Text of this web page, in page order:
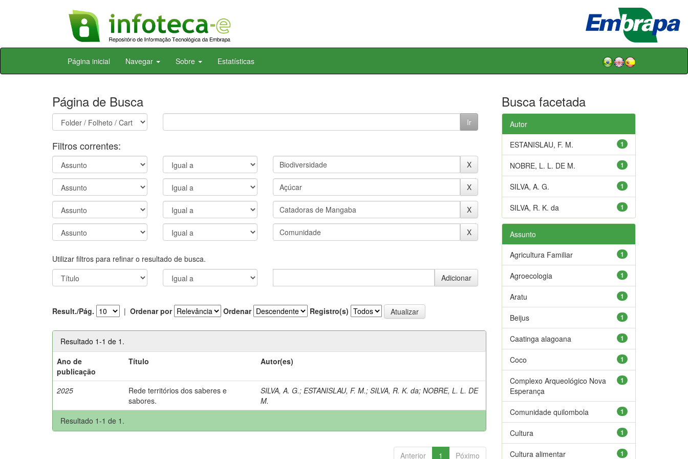
Skip
Página inicial Navegar Sobre Estatísticas
Página de Busca
Filtros correntes:
Utilizar filtros para refinar o resultado de busca.
Result./Pág. | Ordenar por Ordenar Registro(s)
Resultado 1-1 de 1.
Ano de
publicação
Título Autor(es)
2025
Rede territórios dos saberes e
sabores.
SILVA, A. G.;ESTANISLAU, F. M.;SILVA, R. K. da;NOBRE, L. L. DE
M.
Resultado 1-1 de 1.
Anterior 1 Póximo
Busca facetada
Autor
1
ESTANISLAU, F. M.
1
NOBRE, L. L. DE M.
1
SILVA, A. G.
1
SILVA, R. K. da
Assunto
1
Agricultura Familiar
1
Agroecologia
1
Aratu
1
Beijus
1
Caatinga alagoana
1
Coco
1
Complexo Arqueológico Nova
Esperança
1
Comunidade quilombola
1
Cultura
1
Cultura alimentar